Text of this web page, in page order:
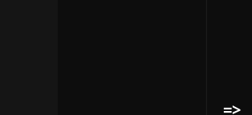
=>